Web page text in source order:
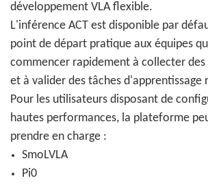
développement VLA flexible.
L'inférence ACT est disponible par
point de départ pratique aux équipes
commencer rapidement à collecter
et à valider des tâches d'apprentissage
Pour les utilisateurs disposant de
hautes performances, la plateforme
prendre en charge :
SmoLVLA
Pi0